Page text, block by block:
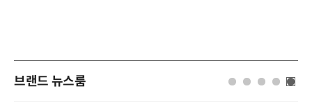
브랜드 뉴스룸